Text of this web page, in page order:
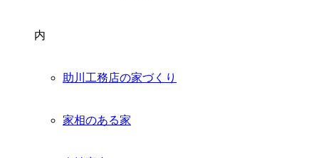
内
助川工務店の家づくり
家相のある家